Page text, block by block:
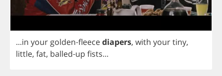
...in your golden-fleecediapers, with yourtiny,
little, fat, balled-up fists...